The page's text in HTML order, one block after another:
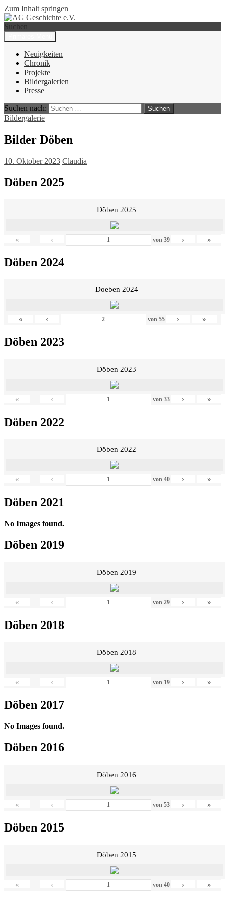
Zum Inhalt springen
AG Geschichte e.V.
Suchen
Neuigkeiten
Chronik
Projekte
Bildergalerien
Presse
Suchen nach:
Bildergalerie
Bilder Döben
10. Oktober 2023 Claudia
Döben 2025
Döben 2025
« ‹ von 39 › »
Döben 2024
Doeben 2024
« ‹ von 55 › »
Döben 2023
Döben 2023
« ‹ von 33 › »
Döben 2022
Döben 2022
« ‹ von 40 › »
Döben 2021
No Images found.
Döben 2019
Döben 2019
« ‹ von 29 › »
Döben 2018
Döben 2018
« ‹ von 19 › »
Döben 2017
No Images found.
Döben 2016
Döben 2016
« ‹ von 53 › »
Döben 2015
Döben 2015
« ‹ von 40 › »